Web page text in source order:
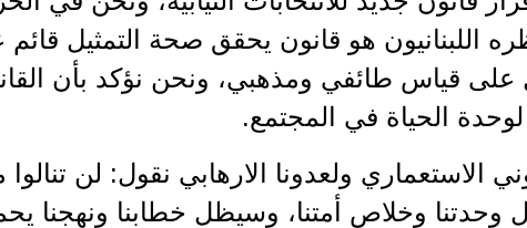
اللبنانيون هو قانون يحقق صحة التمثيل قائم
على قياس طائفي ومذهبي، ونحن نؤكد بأن
الحياة في المجتمع.
الاستعماري ولعدونا الارهابي نقول: لن تنالوا
وحدتنا وخلاص أمتنا، وسيظل خطابنا ونهجنا